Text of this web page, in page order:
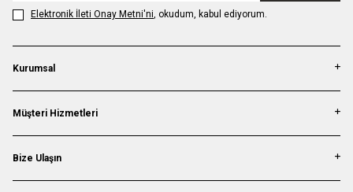
Elektronik İleti Onay Metni'ni, okudum, kabul ediyorum.
Kurumsal
Müşteri Hizmetleri
Bize Ulaşın